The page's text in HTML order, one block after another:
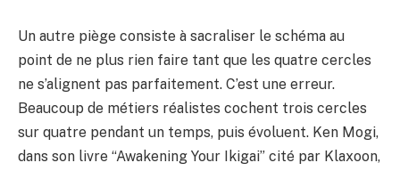
Un autre piège consiste à sacraliser le schéma au
point de ne plus rien faire tant que les quatre cercles
ne s’alignent pas parfaitement. C’est une erreur.
Beaucoup de métiers réalistes cochent trois cercles
sur quatre pendant un temps, puis évoluent. Ken Mogi,
dans son livre “Awakening Your Ikigai” cité par Klaxoon,